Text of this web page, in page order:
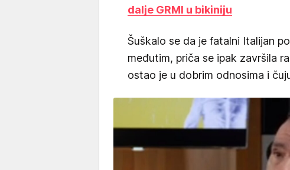
dalje GRMI u bikiniju
Šuškalo se da je fatalni Italijan
međutim, priča se ipak završila
ostao je u dobrim odnosima i